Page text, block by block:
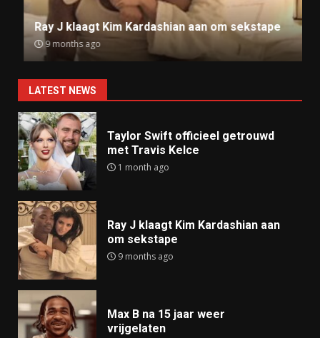
Ray J klaagt Kim Kardashian aan om sekstape
9 months ago
LATEST NEWS
Taylor Swift officieel getrouwd
met Travis Kelce
1 month ago
Ray J klaagt Kim Kardashian aan
om sekstape
9 months ago
Max B na 15 jaar weer
vrijgelaten